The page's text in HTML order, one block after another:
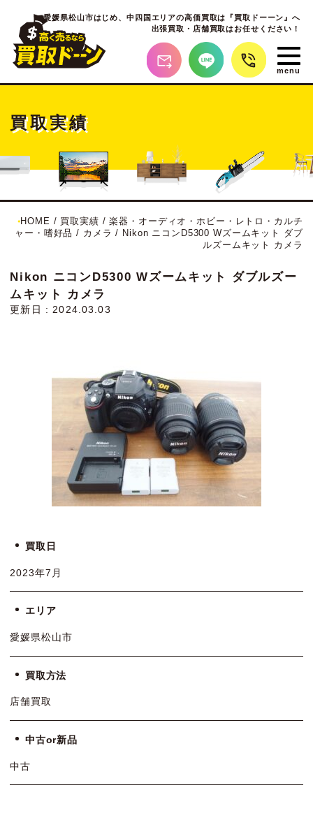
愛媛県松山市はじめ、中四国エリアの高価買取は『買取ドーーン』へ
出張買取・店舗買取はお任せください！
買取実績
HOME / 買取実績 /楽器・オーディオ・ホビー・レトロ・カルチ
ャー・嗜好品 / カメラ / Nikon ニコンD5300 Wズームキット ダブ
ルズームキット カメラ
Nikon ニコンD5300 Wズームキット ダブルズー
ムキット カメラ
更新日 : 2024.03.03
買取日
2023年7月
エリア
愛媛県松山市
買取方法
店舗買取
中古or新品
中古